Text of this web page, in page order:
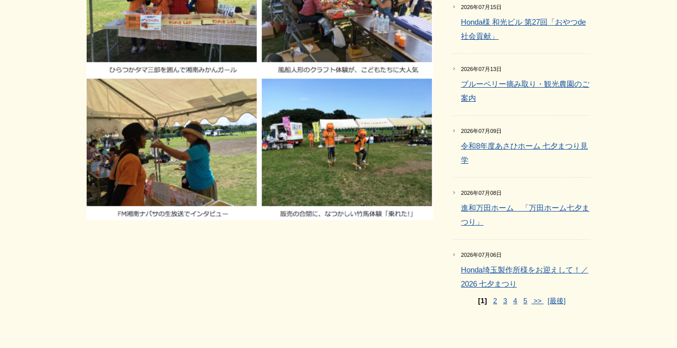
2026年07月15日
Honda様 和光ビル 第27回「おやつde
社会貢献」
2026年07月13日
ブルーベリー摘み取り・観光農園のご
案内
2026年07月09日
令和8年度あさひホーム 七夕まつり見
学
2026年07月08日
進和万田ホーム 「万田ホーム七夕ま
つり」
2026年07月06日
Honda埼玉製作所様をお迎えして！／
2026 七夕まつり
[1] 2 3 4 5 >> [最後]